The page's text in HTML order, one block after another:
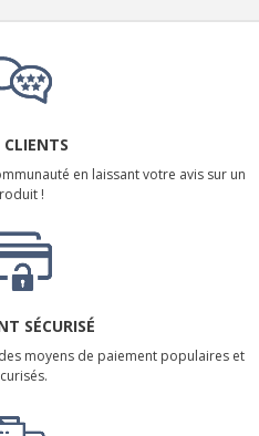
CLIENTS
en laissant votre avis sur un
!
SÉCURISÉ
moyens de paiement populaires et